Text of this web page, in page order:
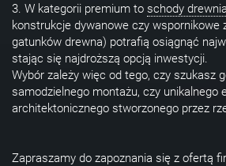
3. W kategorii premium to schody
konstrukcje dywanowe czy wspornikowe
gatunków drewna) potrafią osiągnąć
stając się najdroższą opcją inwestycji.
Wybór zależy więc od tego, czy szukasz
samodzielnego montażu, czy unikalnego
architektonicznego stworzonego przez
Zapraszamy do zapoznania się z ofertą